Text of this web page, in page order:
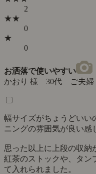
2
★★
0
★
0
お洒落で使いやすい
かおり 様 30代 ご夫婦
幅サイズがちょうどいい
ニングの雰囲気が良い感
思った以上に上段の収納
紅茶のストックや、タン
て入れられました。